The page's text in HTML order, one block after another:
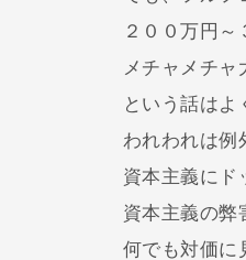
２００万円～
メチャメチャ
という話はよ
われわれは例
資本主義にド
資本主義の弊
何でも対価に